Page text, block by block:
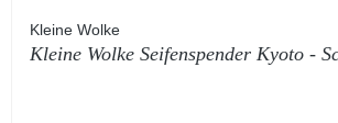
Kleine Wolke
Kleine Wolke Seifenspender Kyoto -